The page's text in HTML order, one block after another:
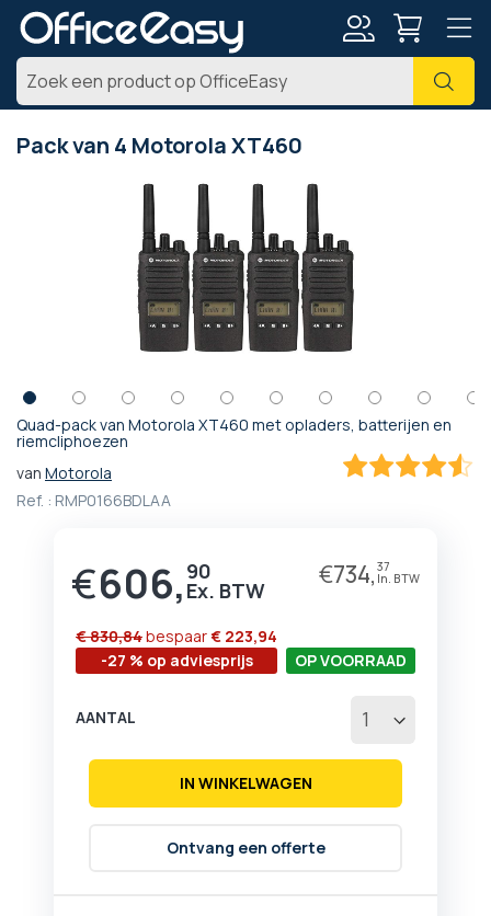
Zoek
Pack van 4 Motorola XT460
Quad-pack van Motorola XT460 met opladers, batterijen en
riemcliphoezen
van Motorola
Ref. : RMP0166BDLAA
€606, 90 €734, 37
-27 % op adviesprijs
€ 830,84bespaar€ 223,94
OP VOORRAAD
AANTAL
IN WINKELWAGEN
Ontvang een offerte
Ga
het
begin
afbeeldingen-